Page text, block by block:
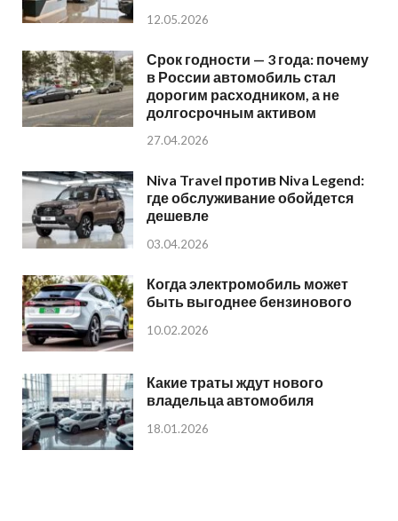
12.05.2026
Срок годности — 3 года: почему
в России автомобиль стал
дорогим расходником, а не
долгосрочным активом
27.04.2026
Niva Travel против Niva Legend:
где обслуживание обойдется
дешевле
03.04.2026
Когда электромобиль может
быть выгоднее бензинового
10.02.2026
Какие траты ждут нового
владельца автомобиля
18.01.2026